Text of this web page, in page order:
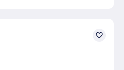
favorite_border